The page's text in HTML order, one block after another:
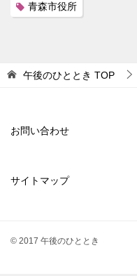
青森市役所
午後のひととき TOP
お問い合わせ
サイトマップ
© 2017 午後のひととき